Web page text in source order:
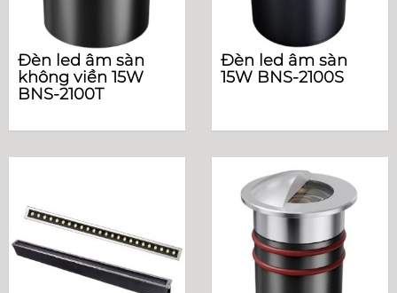
Đèn led âm sàn
không viền 15W
BNS-2100T
Đèn led âm sàn
15W BNS-2100S